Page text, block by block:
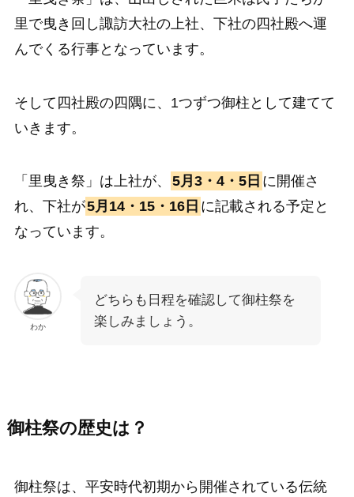
里で曳き回し諏訪大社の上社、下社の四社殿へ運
んでくる行事となっています。
そして四社殿の四隅に、1つずつ御柱として建てて
いきます。
「里曳き祭」は上社が、 5月3・4・5日 に開催さ
れ、下社が5月14・15・16日 に記載される予定と
なっています。
わか
どちらも日程を確認して御柱祭を
楽しみましょう。
御柱祭の歴史は？
御柱祭は、平安時代初期から開催されている伝統